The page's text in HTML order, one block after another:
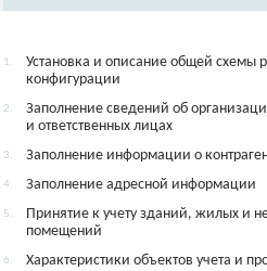
1.
Установка и описание общей схемы
конфигурации
2.
Заполнение сведений об
и ответственных лицах
3. Заполнение информации о
4. Заполнение адресной информации
5.
Принятие к учету зданий, жилых и
помещений
6. Характеристики объектов учета и